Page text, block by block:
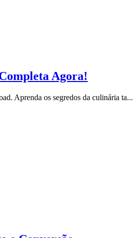
Agora!
Aprenda os segredos da culinária ta...